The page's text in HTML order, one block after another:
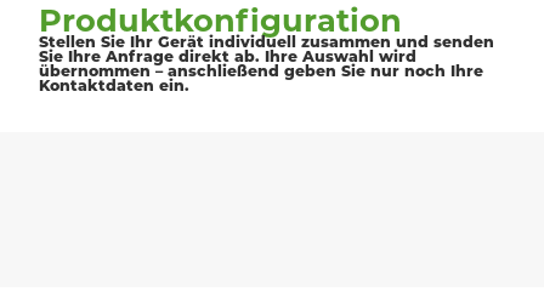
Produktkonfiguration
Stellen Sie Ihr Gerät individuell zusammen und senden
Sie Ihre Anfrage direkt ab. Ihre Auswahl wird
übernommen – anschließend geben Sie nur noch Ihre
Kontaktdaten ein.